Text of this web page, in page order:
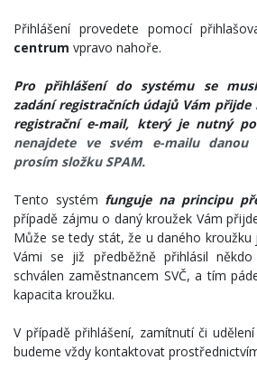
Přihlášení provedete pomocí
centrum vpravo nahoře.
Pro přihlášení do systému se
zadání registračních údajů Vám
registrační e-mail, který je nutný
nenajdete ve svém e-mailu danou
prosím složku SPAM.
Tento systém funguje na principu
případě zájmu o daný kroužek Vám
Může se tedy stát, že u daného
Vámi se již předběžně přihlásil
schválen zaměstnancem SVČ, a tím
kapacita kroužku.
V případě přihlášení, zamítnutí či
budeme vždy kontaktovat